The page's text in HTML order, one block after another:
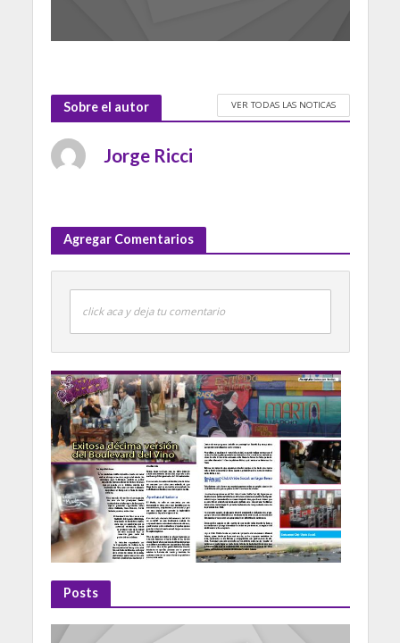
Sobre el autor VER TODAS LAS NOTICAS
Jorge Ricci
Agregar Comentarios
click aca y deja tu comentario
Posts